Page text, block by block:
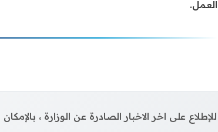
العمل.
للإطلاع على اخر الاخبار الصادرة عن الوزارة ،